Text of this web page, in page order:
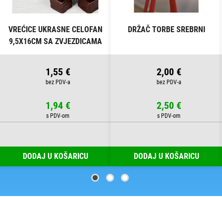
VREĆICE UKRASNE CELOFAN
9,5X16CM SA ZVJEZDICAMA
PK10 HEYDA 20-30892 50
1,55 €
1,94 €
DODAJ U KOŠARICU
DRŽAČ TORBE SREBRNI
2,00 €
2,50 €
DODAJ U KOŠARICU